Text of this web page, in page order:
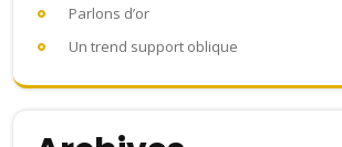
Parlons d’or
Un trend support oblique